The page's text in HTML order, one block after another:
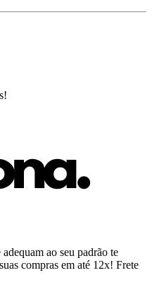
ao seu padrão te
compras em até 12x! Frete